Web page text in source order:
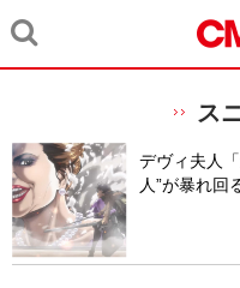
ス
デヴィ夫人
人”が暴れ回